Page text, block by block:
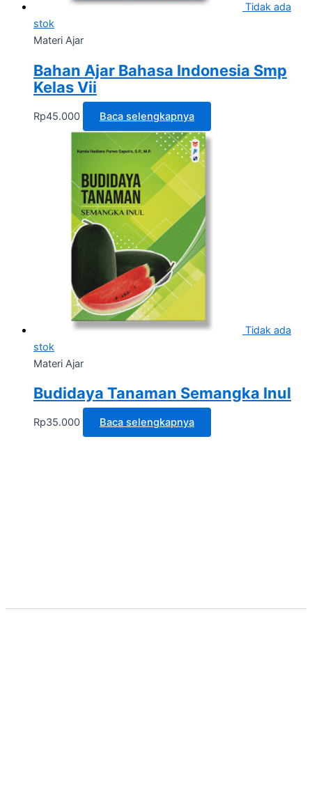
Tidak ada
stok
Materi Ajar
Bahan Ajar Bahasa Indonesia Smp
Kelas Vii
Rp45.000 Baca selengkapnya
Tidak ada
stok
Materi Ajar
Budidaya Tanaman Semangka Inul
Rp35.000 Baca selengkapnya